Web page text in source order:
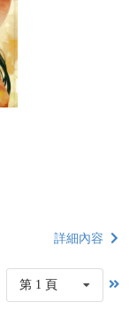
詳細內容
第 1 頁